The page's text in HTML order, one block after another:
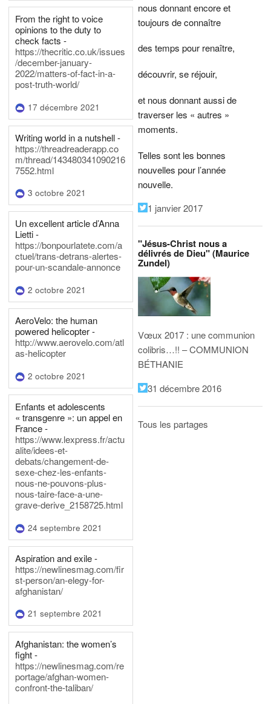
From the right to voice
opinions to the duty to
check facts -
https://thecritic.co.uk/issues
/december-january-
2022/matters-of-fact-in-a-
post-truth-world/
17 décembre 2021
Writing world in a nutshell -
https://threadreaderapp.co
m/thread/143480341090216
7552.html
3 octobre 2021
Un excellent article d’Anna
Lietti -
https://bonpourlatete.com/a
ctuel/trans-detrans-alertes-
pour-un-scandale-annonce
2 octobre 2021
AeroVelo: the human
powered helicopter -
http://www.aerovelo.com/atl
as-helicopter
2 octobre 2021
Enfants et adolescents
« transgenre »: un appel en
France -
https://www.lexpress.fr/actu
alite/idees-et-
debats/changement-de-
sexe-chez-les-enfants-
nous-ne-pouvons-plus-
nous-taire-face-a-une-
grave-derive_2158725.html
24 septembre 2021
Aspiration and exile -
https://newlinesmag.com/fir
st-person/an-elegy-for-
afghanistan/
21 septembre 2021
Afghanistan: the women’s
fight -
https://newlinesmag.com/re
portage/afghan-women-
confront-the-taliban/
nous donnant encore et
toujours de connaître
des temps pour renaître,
découvrir, se réjouir,
et nous donnant aussi de
traverser les « autres »
moments.
Telles sont les bonnes
nouvelles pour l’année
nouvelle.
1 janvier 2017
"Jésus-Christ nous a
délivrés de Dieu" (Maurice
Zundel)
Vœux 2017 : une communion
colibris…!! – COMMUNION
BÉTHANIE
31 décembre 2016
Tous les partages